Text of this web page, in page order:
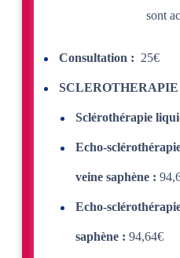
sont
Consultation : 25€
SCLEROTHERAPIE
Sclérothérapie
Echo-
veine saphène :
Echo-
saphène : 94,64€